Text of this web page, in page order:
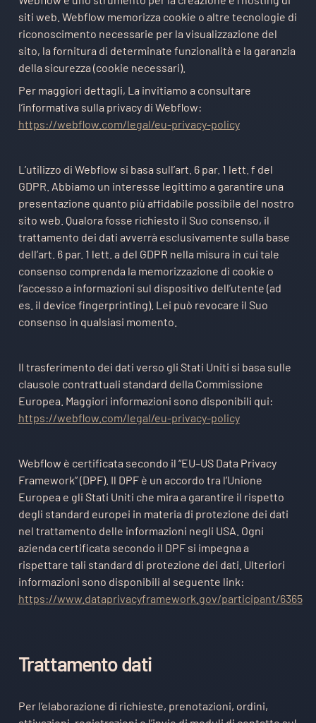
siti web. Webflow memorizza cookie o altre tecnologie di
riconoscimento necessarie per la visualizzazione del
sito, la fornitura di determinate funzionalità e la garanzia
della sicurezza (cookie necessari).
Per maggiori dettagli, La invitiamo a consultare
l’informativa sulla privacy di Webflow:
https://webflow.com/legal/eu-privacy-policy
L’utilizzo di Webflow si basa sull’art. 6 par. 1 lett. f del
GDPR. Abbiamo un interesse legittimo a garantire una
presentazione quanto più affidabile possibile del nostro
sito web. Qualora fosse richiesto il Suo consenso, il
trattamento dei dati avverrà esclusivamente sulla base
dell’art. 6 par. 1 lett. a del GDPR nella misura in cui tale
consenso comprenda la memorizzazione di cookie o
l’accesso a informazioni sul dispositivo dell’utente (ad
es. il device fingerprinting). Lei può revocare il Suo
consenso in qualsiasi momento.
Il trasferimento dei dati verso gli Stati Uniti si basa sulle
clausole contrattuali standard della Commissione
Europea. Maggiori informazioni sono disponibili qui:
https://webflow.com/legal/eu-privacy-policy
Webflow è certificata secondo il “EU–US Data Privacy
Framework” (DPF). Il DPF è un accordo tra l’Unione
Europea e gli Stati Uniti che mira a garantire il rispetto
degli standard europei in materia di protezione dei dati
nel trattamento delle informazioni negli USA. Ogni
azienda certificata secondo il DPF si impegna a
rispettare tali standard di protezione dei dati. Ulteriori
informazioni sono disponibili al seguente link:
https://www.dataprivacyframework.gov/participant/6365
Trattamento dati
Per l’elaborazione di richieste, prenotazioni, ordini,